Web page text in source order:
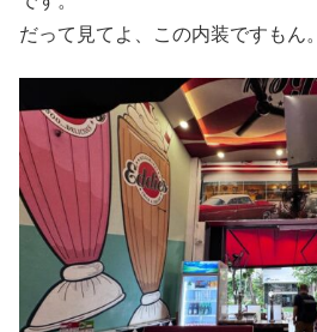
だって見てよ、この内装ですもん。